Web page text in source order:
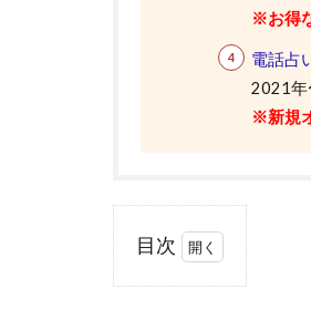
※お得
電話占
2021年
※新規
目次